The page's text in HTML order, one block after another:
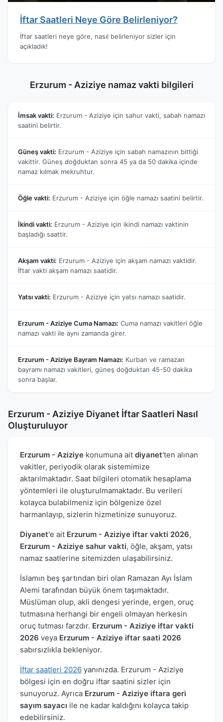
İftar Saatleri Neye Göre Belirleniyor?
İftar saatleri neye göre, nasıl belirleniyor sizler için
açıkladık!
Erzurum - Aziziye namaz vakti bilgileri
İmsak vakti: Erzurum - Aziziye için sahur vakti, sabah namazı
saatini belirtir.
Güneş vakti: Erzurum - Aziziye için sabah namazının bittiği
vakittir. Güneş doğduktan sonra 45 ya da 50 dakika içinde
namaz kılmak mekruhtur.
Öğle vakti: Erzurum - Aziziye için öğle namazı saatini belirtir.
İkindi vakti: Erzurum - Aziziye için ikindi namazı vaktinin
başladığı saattir.
Akşam vakti: Erzurum - Aziziye için akşam namazı vaktidir.
İftar vakti akşam namazı saatidir.
Yatsı vakti: Erzurum - Aziziye için yatsı namazı saatidir.
Erzurum - Aziziye Cuma Namazı: Cuma namazı vakitleri öğle
namazı vakti ile aynı zamanda girer.
Erzurum - Aziziye Bayram Namazı: Kurban ve ramazan
bayramı namazı vakitleri, güneş doğduktan 45-50 dakika
sonra başlar.
Erzurum - Aziziye Diyanet İftar Saatleri Nasıl
Oluşturuluyor
Erzurum - Aziziye konumuna ait diyanet'ten alınan
vakitler, periyodik olarak sistemimize
aktarılmaktadır. Saat bilgileri otomatik hesaplama
yöntemleri ile oluşturulmamaktadır. Bu verileri
kolayca bulabilmeniz için bölgenize özel
harmanlayıp, sizlerin hizmetinize sunuyoruz.
Diyanet'e ait Erzurum - Aziziye iftar vakti 2026,
Erzurum - Aziziye sahur vakti, öğle, akşam, yatsı
namaz saatlerine sitemizden ulaşabilirsiniz.
İslamın beş şartından biri olan Ramazan Ayı İslam
Alemi tarafından büyük önem taşımaktadır.
Müslüman olup, akli dengesi yerinde, ergen, oruç
tutmasına herhangi bir engeli olmayan herkesin
oruç tutması farzdır. Erzurum - Aziziye iftar vakti
2026 veya Erzurum - Aziziye iftar saati 2026
sabırsızlıkla bekleniyor.
İftar saatleri 2026 yanınızda. Erzurum - Aziziye
bölgesi için en doğru iftar saatini sizler için
sunuyoruz. Ayrıca Erzurum - Aziziye iftara geri
sayım sayacı ile ne kadar kaldığını kolayca takip
edebilirsiniz.